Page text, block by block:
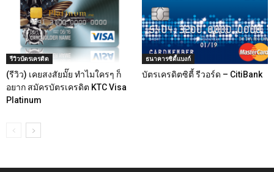
รีวิวบัตรเครดิต
(รีวิว) เคยสงสัยมั๊ย ทำไมใครๆ ก็
อยาก สมัครบัตรเครดิต KTC Visa
Platinum
ธนาคารซิตี้แบงก์
บัตรเครดิตซิตี้ รีวอร์ด – CitiBank